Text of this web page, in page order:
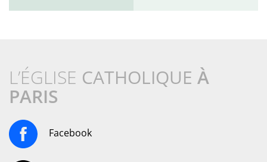
L’ÉGLISE CATHOLIQUE À
PARIS
Facebook